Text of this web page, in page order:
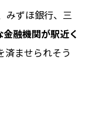
みずほ銀行、三
金融機関が駅近く
済ませられそう